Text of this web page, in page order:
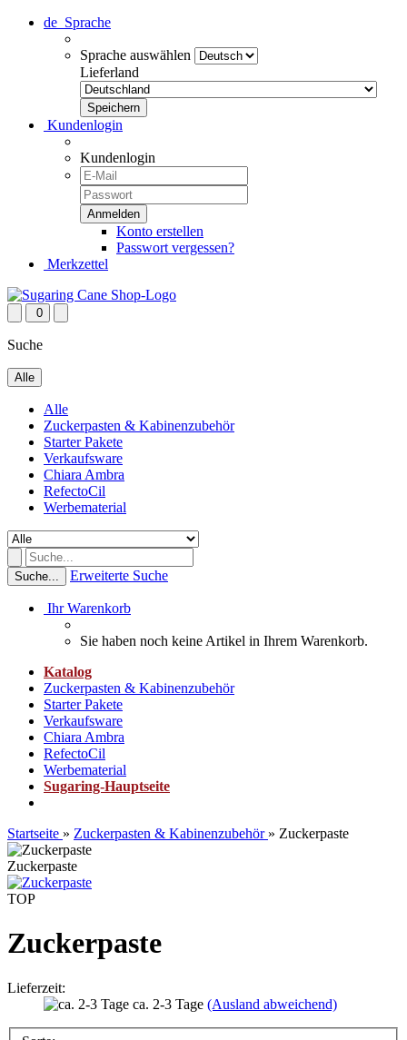
de Sprache
Sprache auswählen
Lieferland
Kundenlogin
Kundenlogin
Konto erstellen
Passwort vergessen?
Merkzettel
0
Suche
Alle
Alle
Zuckerpasten & Kabinenzubehör
Starter Pakete
Verkaufsware
Chiara Ambra
RefectoCil
Werbematerial
Suche... Erweiterte Suche
Ihr Warenkorb
Sie haben noch keine Artikel in Ihrem Warenkorb.
Katalog
Zuckerpasten & Kabinenzubehör
Starter Pakete
Verkaufsware
Chiara Ambra
RefectoCil
Werbematerial
Sugaring-Hauptseite
Startseite » Zuckerpasten & Kabinenzubehör » Zuckerpaste
Zuckerpaste
TOP
Zuckerpaste
Lieferzeit:
ca. 2-3 Tage (Ausland abweichend)